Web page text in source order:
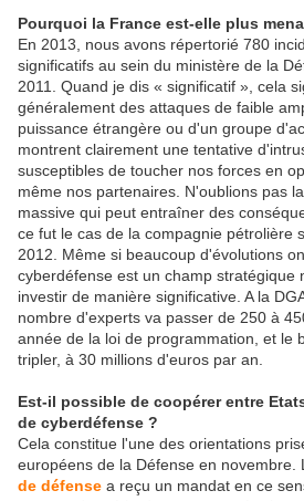
Pourquoi la France est-elle plus
En 2013, nous avons répertorié 780
significatifs au sein du ministère de la
2011. Quand je dis « significatif », cela
généralement des attaques de faible
puissance étrangère ou d'un groupe
montrent clairement une tentative
susceptibles de toucher nos forces en
même nos partenaires. N'oublions pas
massive qui peut entraîner des
ce fut le cas de la compagnie pétrolière
2012. Même si beaucoup d'évolutions
cyberdéfense est un champ stratégique
investir de manière significative. A la
nombre d'experts va passer de 250 à
année de la loi de programmation, et le
tripler, à 30 millions d'euros par an.
Est-il possible de coopérer entre
de cyberdéfense ?
Cela constitue l'une des orientations
européens de la Défense en novembre.
de défense a reçu un mandat en ce